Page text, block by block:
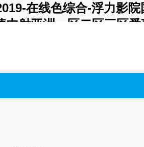
在线色综合-浮力影
射亚洲一区二区三区
久久无-免费观看h片